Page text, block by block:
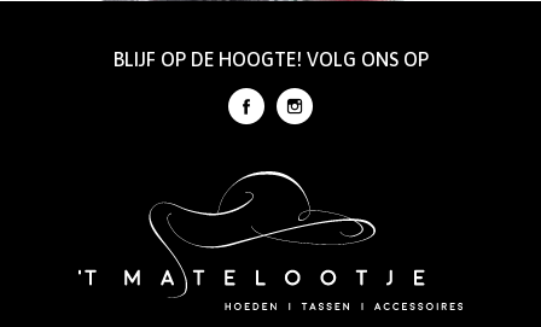
BLIJF OP DE HOOGTE! VOLG ONS OP